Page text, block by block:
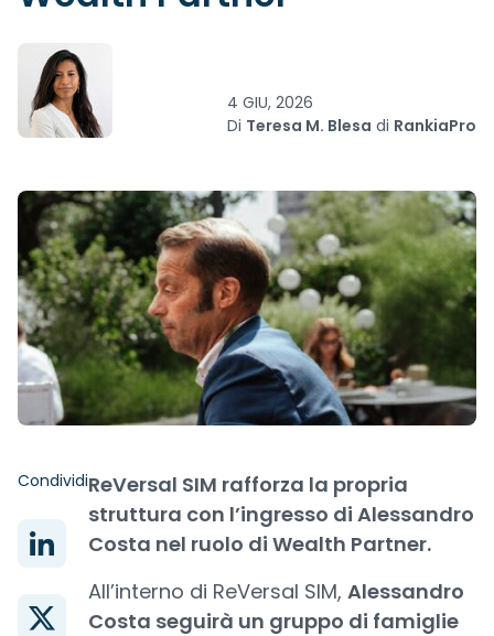
4 GIU, 2026
Di Teresa M. Blesa di RankiaPro
CondividiReVersal SIM rafforza la propria
struttura con l’ingresso di Alessandro
Costa nel ruolo di Wealth Partner.
All’interno di ReVersal SIM, Alessandro
Costa seguirà un gruppo di famiglie